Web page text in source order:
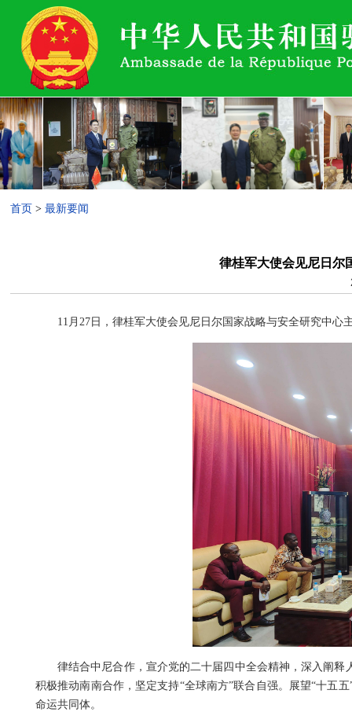
首页 > 最新要闻
律桂军大使会见尼日尔
11月27日，律桂军大使会见尼日尔国家战略与安全研究中心
律结合中尼合作，宣介党的二十届四中全会精神，深入阐
积极推动南南合作，坚定支持“全球南方”联合自强。展望“十五
命运共同体。